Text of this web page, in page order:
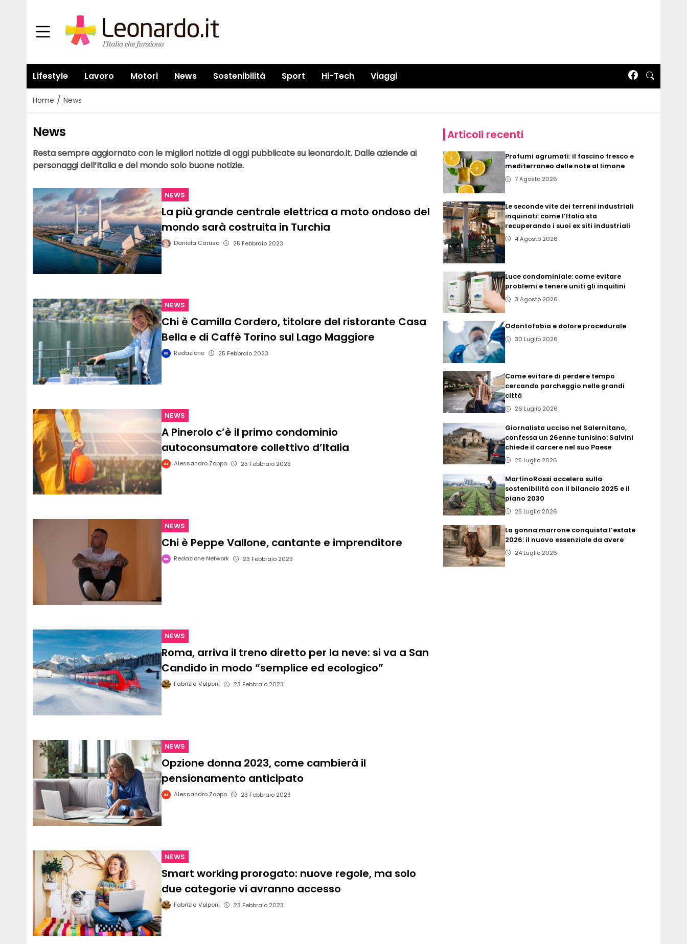
Lifestyle Lavoro Motori News Sostenibilità Sport Hi-Tech Viaggi
Home / News
News
Resta sempre aggiornato con le migliori notizie di oggi pubblicate su leonardo.it. Dalle aziende ai
personaggi dell’Italia e del mondo solo buone notizie.
NEWS
La più grande centrale elettrica a moto ondoso del
mondo sarà costruita in Turchia
Daniela Caruso 25 Febbraio 2023
NEWS
Chi è Camilla Cordero, titolare del ristorante Casa
Bella e di Caffè Torino sul Lago Maggiore
Redazione 25 Febbraio 2023
NEWS
A Pinerolo c’è il primo condominio
autoconsumatore collettivo d’Italia
Alessandro Zoppo 25 Febbraio 2023
NEWS
Chi è Peppe Vallone, cantante e imprenditore
Redazione Network 23 Febbraio 2023
NEWS
Roma, arriva il treno diretto per la neve: si va a San
Candido in modo “semplice ed ecologico”
Fabrizia Volponi 23 Febbraio 2023
NEWS
Opzione donna 2023, come cambierà il
pensionamento anticipato
Alessandro Zoppo 23 Febbraio 2023
NEWS
Smart working prorogato: nuove regole, ma solo
due categorie vi avranno accesso
Fabrizia Volponi 23 Febbraio 2023
Articoli recenti
Profumi agrumati: il fascino fresco e
mediterraneo delle note al limone
7 Agosto 2026
Le seconde vite dei terreni industriali
inquinati: come l’Italia sta
recuperando i suoi ex siti industriali
4 Agosto 2026
Luce condominiale: come evitare
problemi e tenere uniti gli inquilini
3 Agosto 2026
Odontofobia e dolore procedurale
30 Luglio 2026
Come evitare di perdere tempo
cercando parcheggio nelle grandi
città
26 Luglio 2026
Giornalista ucciso nel Salernitano,
confessa un 26enne tunisino: Salvini
chiede il carcere nel suo Paese
25 Luglio 2026
MartinoRossi accelera sulla
sostenibilità con il bilancio 2025 e il
piano 2030
25 Luglio 2026
La gonna marrone conquista l’estate
2026: il nuovo essenziale da avere
24 Luglio 2026